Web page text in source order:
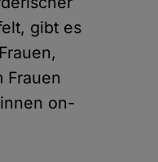
gibt es
Frauen
on-